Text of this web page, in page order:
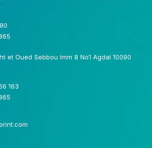
et Oued Sebbou Imm 8 No1 Agdal 10090
163